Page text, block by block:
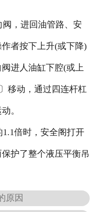
，进回油管路、安
者按下上升(或下降)
进人油缸下腔(或上
移动，通过四连杆杠
。
倍时，安全阁打开
护了整个液压平衡吊
原因